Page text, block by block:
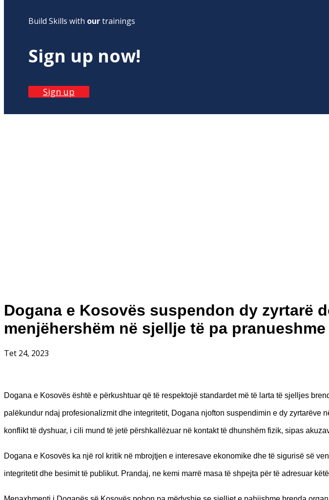
Build Skills with ourtrainings
Sign up now!
Sign up
Dogana e Kosovës suspendon dy zyrtarë
menjëhershëm në sjellje të pa pranueshme
Tet 24, 2023
Dogana e Kosovës është e përkushtuar që të respektojë standardet më të larta të sjelljes
palëkundur ndaj profesionalizmit dhe integritetit, Dogana njofton suspendimin e dy zyrtarëve
konflikt të dyshuar, i cili mund të jetë përshkallëzuar në kontakt të dhunshëm fizik, sipas
Dogana e Kosovës ka një rol kritik në mbrojtjen e interesave ekonomike dhe të sigurisë së
integritetit dhe besimit të publikut. Prandaj, ne kemi marrë masa të shpejta për të adresuar